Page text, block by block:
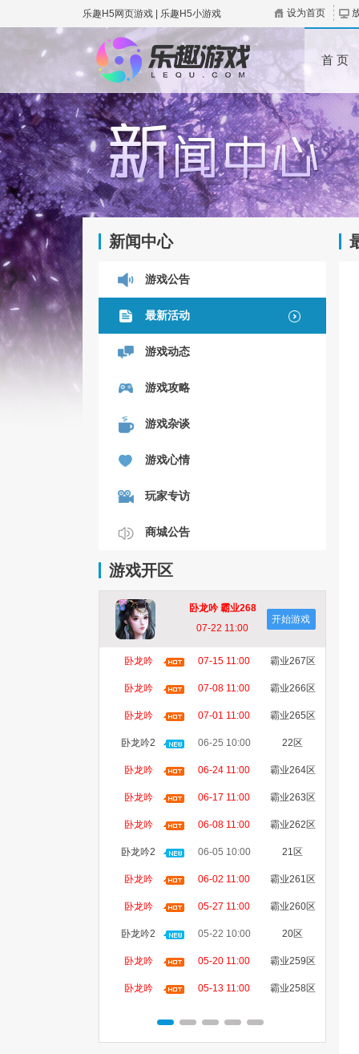
乐趣H5网页游戏 乐趣H5小游戏 设为首页
首 页
新闻中心
游戏公告
最新活动
游戏动态
游戏攻略
游戏杂谈
游戏心情
玩家专访
商城公告
游戏开区
卧龙吟 霸业268
区
07-22 11:00
开始游戏
卧龙吟 07-15 11:00 霸业267区
卧龙吟 07-08 11:00 霸业266区
卧龙吟 07-01 11:00 霸业265区
卧龙吟2 06-25 10:00 22区
卧龙吟 06-24 11:00 霸业264区
卧龙吟 06-17 11:00 霸业263区
卧龙吟 06-08 11:00 霸业262区
卧龙吟2 06-05 10:00 21区
卧龙吟 06-02 11:00 霸业261区
卧龙吟 05-27 11:00 霸业260区
卧龙吟2 05-22 10:00 20区
卧龙吟 05-20 11:00 霸业259区
卧龙吟 05-13 11:00 霸业258区